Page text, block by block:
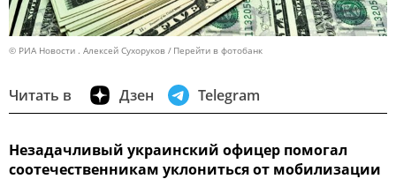
© РИА Новости . Алексей Сухоруков Перейти в фотобанк
Читать в Дзен Telegram
Незадачливый украинский офицер помогал
соотечественникам уклониться от мобилизации